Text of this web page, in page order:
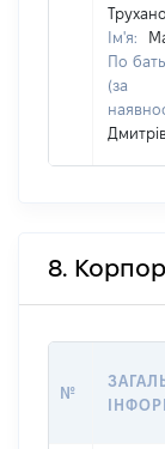
Ім'я:
По
(за
8.
№